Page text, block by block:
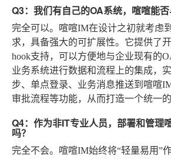
Q3：我们有自己的OA系统，喧喧能否
完全可以。喧喧IM在设计之初就考虑
求，具备强大的可扩展性。它提供了
hook支持，可以方便地与企业现有的
业务系统进行数据和流程上的集成，
步、单点登录、业务消息推送到喧喧
审批流程等功能，从而打造一个统一的
Q4：作为非IT专业人员，部署和管理
吗？
完全不会。喧喧IM始终将“轻量易用”